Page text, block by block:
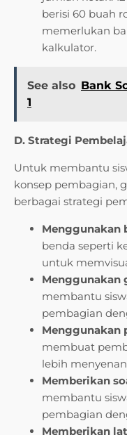
berisi 60 buah
memerlukan
kalkulator.
See also Bank
1
D. Strategi
Untuk membantu
konsep pembagian,
berbagai strategi
Menggunakan
benda seperti
untuk
Menggunakan
membantu
pembagian
Menggunakan
membuat
lebih
Memberikan
membantu
pembagian
Memberikan